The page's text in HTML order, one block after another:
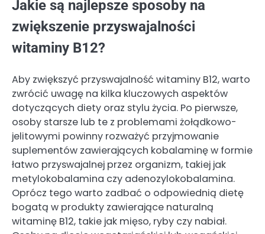
Jakie są najlepsze sposoby na
zwiększenie przyswajalności
witaminy B12?
Aby zwiększyć przyswajalność witaminy B12, warto
zwrócić uwagę na kilka kluczowych aspektów
dotyczących diety oraz stylu życia. Po pierwsze,
osoby starsze lub te z problemami żołądkowo-
jelitowymi powinny rozważyć przyjmowanie
suplementów zawierających kobalaminę w formie
łatwo przyswajalnej przez organizm, takiej jak
metylokobalamina czy adenozylokobalamina.
Oprócz tego warto zadbać o odpowiednią dietę
bogatą w produkty zawierające naturalną
witaminę B12, takie jak mięso, ryby czy nabiał.